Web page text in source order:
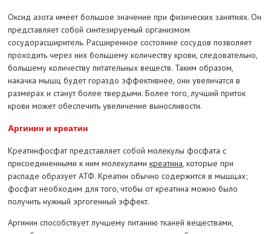
Оксид азота имеет большое значение при физических занятиях. Он
представляет собой синтезируемый организмом
сосудорасширитель. Расширенное состояние сосудов позволяет
проходить через них большему количеству крови, следовательно,
большему количеству питательных веществ. Таким образом,
накачка мышц будет гораздо эффективнее, они увеличатся в
размерах и станут более твердыми. Более того, лучший приток
крови может обеспечить увеличение выносливости.
Аргинин и креатин
Креатинфосфат представляет собой молекулы фосфата с
присоединенными к ним молекулами креатина, которые при
распаде образует АТФ. Креатин обычно содержится в мышцах;
фосфат необходим для того, чтобы от креатина можно было
получить нужный эргогенный эффект.
Аргинин способствует лучшему питанию тканей веществами,